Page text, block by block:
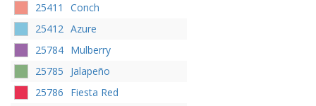
25411
Conch
25412 Azure
25784 Mulberry
25785
Jalapeño
25786
Fiesta Red